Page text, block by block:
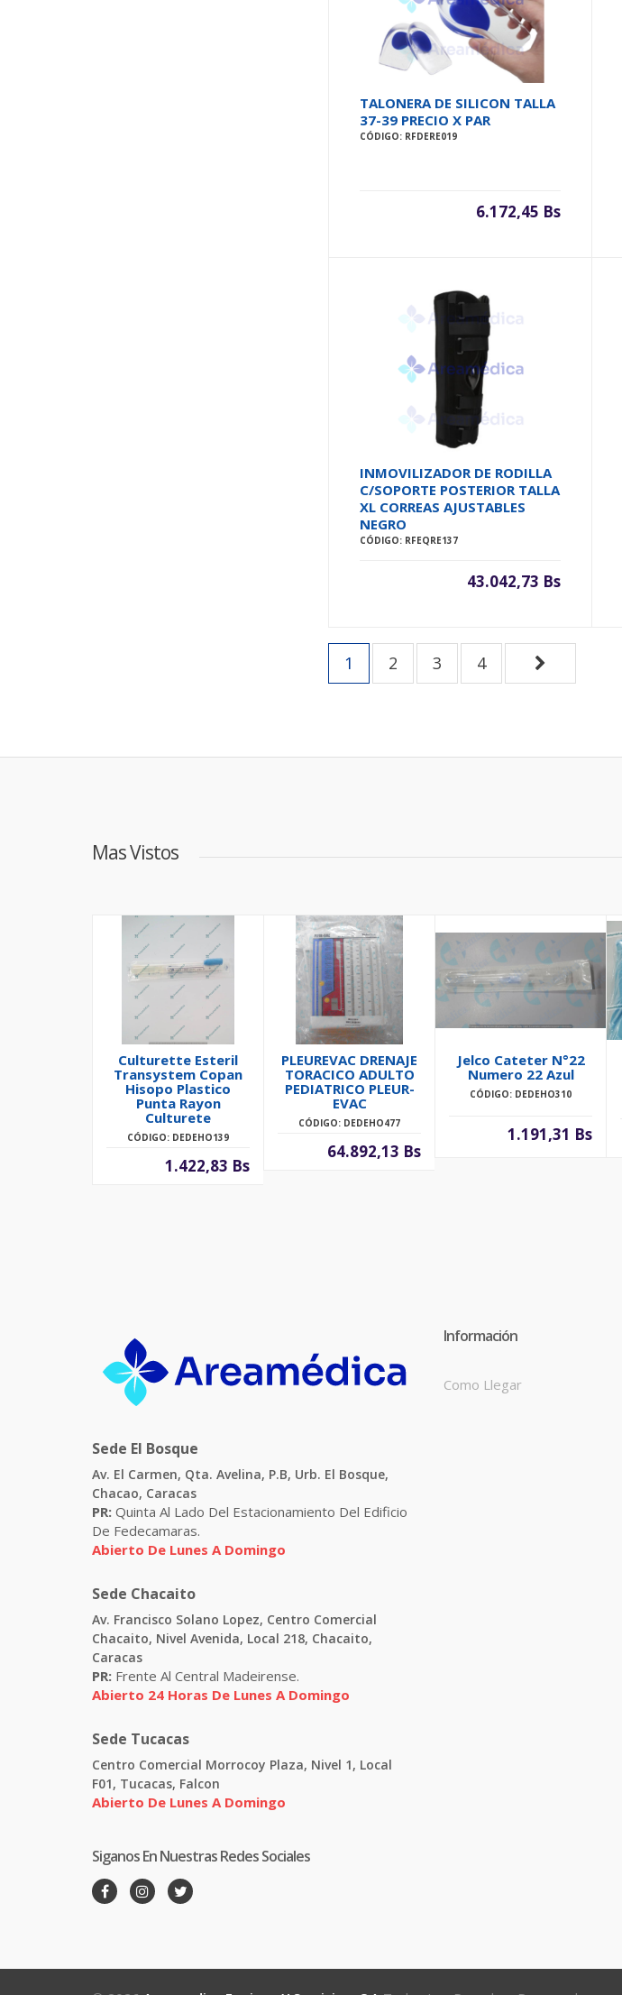
TALONERA DE SILICON TALLA
37-39 PRECIO X PAR
CÓDIGO: RFDERE019
6.172,45 Bs
INMOVILIZADOR DE RODILLA
C/SOPORTE POSTERIOR TALLA
XL CORREAS AJUSTABLES
NEGRO
CÓDIGO: RFEQRE137
43.042,73 Bs
1 2 3 4
Mas Vistos
Culturette Esteril
Transystem Copan
Hisopo Plastico
Punta Rayon
Culturete
CÓDIGO: DEDEHO139
1.422,83 Bs
PLEUREVAC DRENAJE
TORACICO ADULTO
PEDIATRICO PLEUR-
EVAC
CÓDIGO: DEDEHO477
64.892,13 Bs
Jelco Cateter N°22
Numero 22 Azul
CÓDIGO: DEDEHO310
1.191,31 Bs
Sede El Bosque
Av. El Carmen, Qta. Avelina, P.B, Urb. El Bosque,
Chacao, Caracas
PR: Quinta Al Lado Del Estacionamiento Del Edificio
De Fedecamaras.
Abierto De Lunes A Domingo
Sede Chacaito
Av. Francisco Solano Lopez, Centro Comercial
Chacaito, Nivel Avenida, Local 218, Chacaito,
Caracas
PR: Frente Al Central Madeirense.
Abierto 24 Horas De Lunes A Domingo
Sede Tucacas
Centro Comercial Morrocoy Plaza, Nivel 1, Local
F01, Tucacas, Falcon
Abierto De Lunes A Domingo
Siganos En Nuestras Redes Sociales
Información
Como Llegar